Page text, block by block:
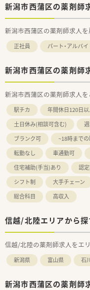
新潟市西蒲区の薬剤師
新潟市西蒲区の薬剤師求人
正社員 パート・アルバイ
新潟市西蒲区の薬剤師
新潟市西蒲区の薬剤師求人
駅チカ 年間休日120日
土日休み(相談可含む)
ブランク可
~18時まで
転勤なし
車通勤可
住宅補助(手当)あり
認
シフト制
大手チェーン
総合科目
高収入
信越/北陸エリアから探
信越/北陸の薬剤師求人をエ
新潟県 富山県 石
新潟市西蒲区の薬剤師